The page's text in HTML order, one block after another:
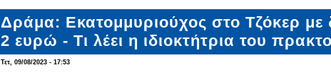
Δράμα: Εκατομμυριούχος στο Τζόκερ με
2 ευρώ - Τι λέει η ιδιοκτήτρια του
Τετ, 09/08/2023 - 17:53